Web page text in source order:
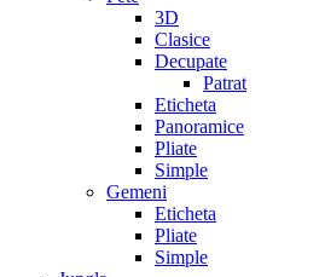
3D
Clasice
Decupate
Patrat
Eticheta
Panoramice
Pliate
Simple
Gemeni
Eticheta
Pliate
Simple